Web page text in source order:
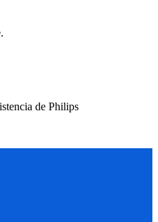
de Philips